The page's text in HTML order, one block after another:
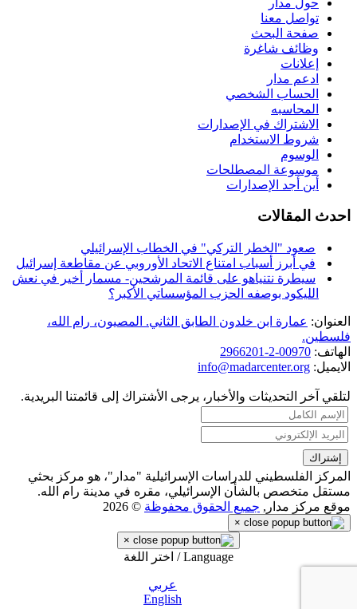
حول مدار
تواصل معنا
صفحة البحث
وظائف شاغرة
إعلانات
ادعم مدار
الحساب الشخصي
المحاسبه
الاشتراك في الإصدارات
شروط الاستخدام
الوسوم
موسوعة المصطلحات
أين أجد الإصدارات
احدث المقالات
صعود "الخطر التركي" في الخطاب الإسرائيلي
في أبرز أسباب امتناع الاتحاد الأوروبي عن مقاطعة إسرائيل
سيطرة نتنياهو على قائمة المرشحين- مسمار أخير في نعش
الليكود بوصفه الحزب المؤسساتي الأكبر؟
العنوان: عمارة ابن خلدون الطابق الثاني. المصيون، رام الله،
فلسطين.
الهاتف: 00970-2-2966201
الايميل: info@madarcenter.org
لتلقي آخر التحديثات والأخبار، يرجى الأشتراك إلى قائمتنا البريدية.
المركز الفلسطيني للدراسات الإسرائيلية "مدار"، هو مركز بحثي
مستقل متخصص بالشأن الإسرائيلي، مقره في مدينة رام الله.
موقع مركز مدار, جميع الحقوق محفوظة © 2026
×
×
Language / اختر اللغة
عربي
English